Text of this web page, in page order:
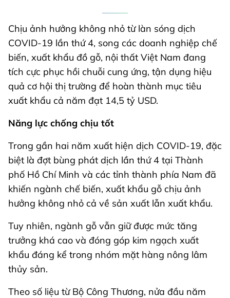
Chịu ảnh hưởng không nhỏ từ làn sóng dịch
COVID-19 lần thứ 4, song các doanh nghiệp chế
biến, xuất khẩu đồ gỗ, nội thất Việt Nam đang
tích cực phục hồi chuỗi cung ứng, tận dụng hiệu
quả cơ hội thị trường để hoàn thành mục tiêu
xuất khẩu cả năm đạt 14,5 tỷ USD.
Năng lực chống chịu tốt
Trong gần hai năm xuất hiện dịch COVID-19, đặc
biệt là đợt bùng phát dịch lần thứ 4 tại Thành
phố Hồ Chí Minh và các tỉnh thành phía Nam đã
khiến ngành chế biến, xuất khẩu gỗ chịu ảnh
hưởng không nhỏ cả về sản xuất lẫn xuất khẩu.
Tuy nhiên, ngành gỗ vẫn giữ được mức tăng
trưởng khá cao và đóng góp kim ngạch xuất
khẩu đáng kể trong nhóm mặt hàng nông lâm
thủy sản.
Theo số liệu từ Bộ Công Thương, nửa đầu năm